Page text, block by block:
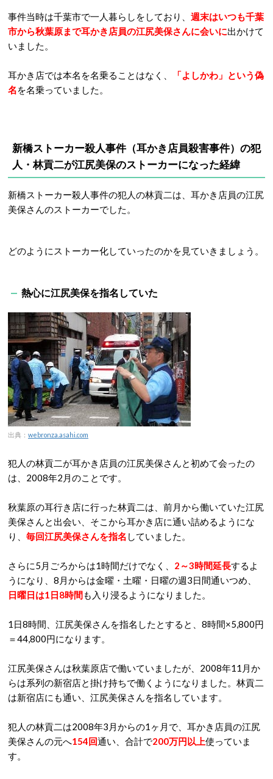
事件当時は千葉市で一人暮らしをしており、 週末はいつも千葉
市から秋葉原まで耳かき店員の江尻美保さんに会いに出かけて
いました。
耳かき店では本名を名乗ることはなく、
「よしかわ」という偽
名を名乗っていました。
新橋ストーカー殺人事件（耳かき店員殺害事件）の犯
人・林貢二が江尻美保のストーカーになった経緯
新橋ストーカー殺人事件の犯人の林貢二は、耳かき店員の江尻
美保さんのストーカーでした。
どのようにストーカー化していったのかを見ていきましょう。
熱心に江尻美保を指名していた
出典： webronza.asahi.com
犯人の林貢二が耳かき店員の江尻美保さんと初めて会ったの
は、2008年2月のことです。
秋葉原の耳行き店に行った林貢二は、前月から働いていた江尻
美保さんと出会い、そこから耳かき店に通い詰めるようにな
り、 毎回江尻美保さんを指名 していました。
さらに5月ごろからは1時間だけでなく、 2～3時間延長するよ
うになり、8月からは金曜・土曜・日曜の週3日間通いつめ、
日曜日は1日8時間も入り浸るようになりました。
1日8時間、江尻美保さんを指名したとすると、8時間×5,800円
＝44,800円になります。
江尻美保さんは秋葉原店で働いていましたが、2008年11月か
らは系列の新宿店と掛け持ちで働くようになりました。林貢二
は新宿店にも通い、江尻美保さんを指名しています。
犯人の林貢二は2008年3月からの1ヶ月で、耳かき店員の江尻
美保さんの元へ154回通い、合計で200万円以上使っていま
す。